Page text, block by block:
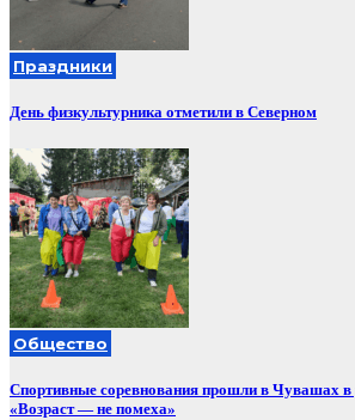
Праздники
День физкультурника отметили в Северном
Общество
Спортивные соревнования прошли в Чувашах в
«Возраст — не помеха»